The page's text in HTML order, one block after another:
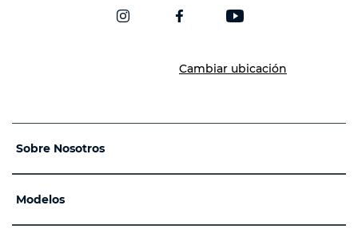
Cambiar ubicación
Sobre Nosotros
Modelos